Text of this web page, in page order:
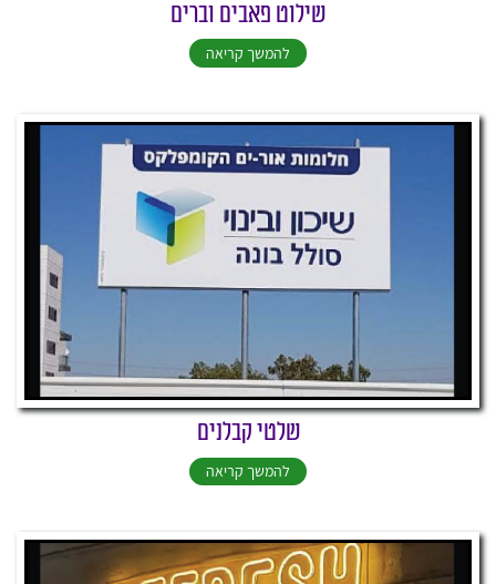
שילוט פאבים וברים
להמשך קריאה
שלטי קבלנים
להמשך קריאה